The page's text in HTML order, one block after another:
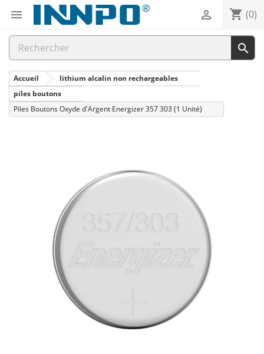
 shopping_cart (0)


Accueil
lithium alcalin non rechargeables
piles boutons
Piles Boutons Oxyde d'Argent Energizer 357 303 (1 Unité)